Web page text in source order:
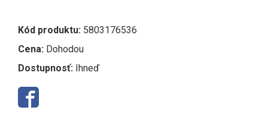
Kód produktu: 5803176536
Cena: Dohodou
Dostupnosť: Ihneď